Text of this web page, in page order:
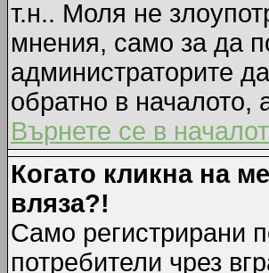
т.н.. Моля не
мнения, само за да
администраторите
обратно в началото,
Върнете се в
Когато кликна на
вляза?!
Само регистрирани
потребители чрез